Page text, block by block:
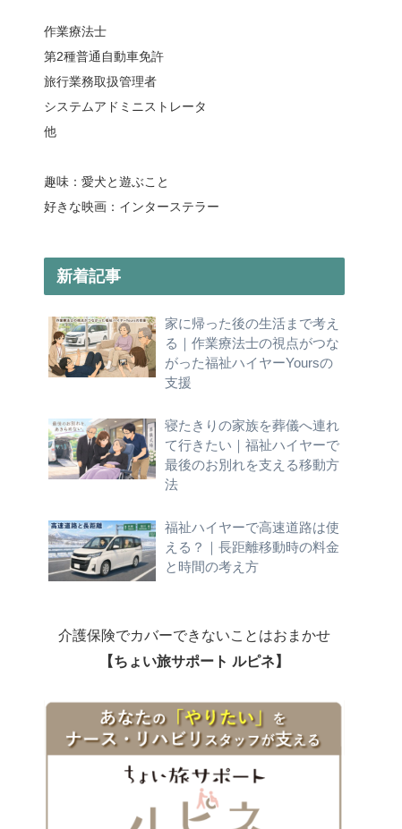
作業療法士
第2種普通自動車免許
旅行業務取扱管理者
システムアドミニストレータ
他
趣味：愛犬と遊ぶこと
好きな映画：インターステラー
新着記事
家に帰った後の生活まで考え
る｜作業療法士の視点がつな
がった福祉ハイヤーYoursの
支援
寝たきりの家族を葬儀へ連れ
て行きたい｜福祉ハイヤーで
最後のお別れを支える移動方
法
福祉ハイヤーで高速道路は使
える？｜長距離移動時の料金
と時間の考え方
介護保険でカバーできないことはおまかせ
【ちょい旅サポート ルピネ】